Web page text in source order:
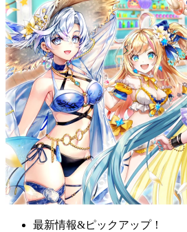
最新情報&ピックアップ！